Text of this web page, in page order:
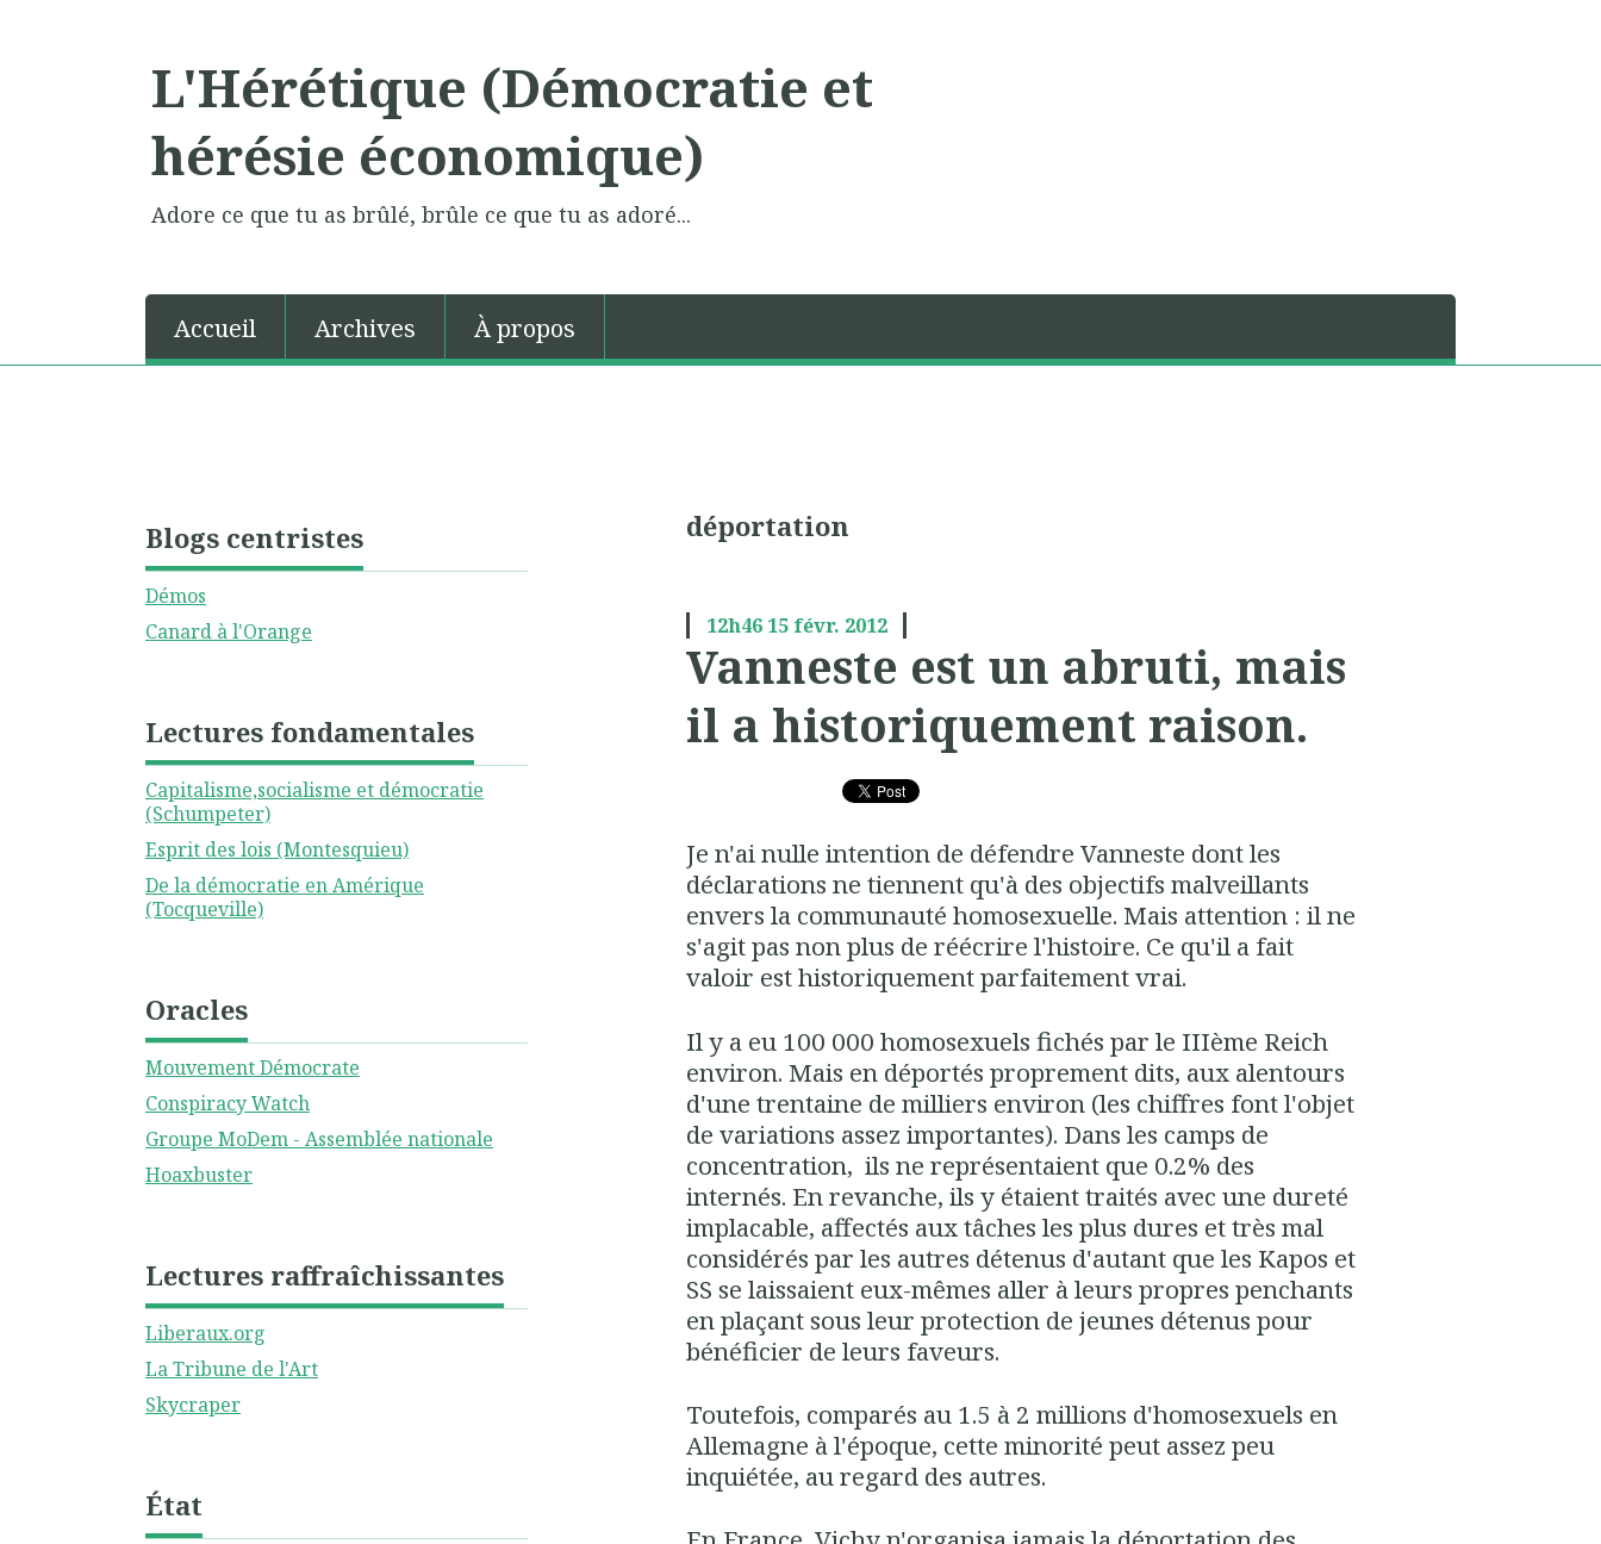
L'Hérétique (Démocratie et
hérésie économique)
Adore ce que tu as brûlé, brûle ce que tu as adoré...
Accueil Archives À propos
Blogs centristes
Démos
Canard à l'Orange
Lectures fondamentales
Capitalisme,socialisme et démocratie
(Schumpeter)
Esprit des lois (Montesquieu)
De la démocratie en Amérique
(Tocqueville)
Oracles
Mouvement Démocrate
Conspiracy Watch
Groupe MoDem - Assemblée nationale
Hoaxbuster
Lectures raffraîchissantes
Liberaux.org
La Tribune de l'Art
Skycraper
État
déportation
12h46 15 févr. 2012
Vanneste est un abruti, mais
il a historiquement raison.
Je n'ai nulle intention de défendre Vanneste dont les
déclarations ne tiennent qu'à des objectifs malveillants
envers la communauté homosexuelle. Mais attention : il ne
s'agit pas non plus de réécrire l'histoire. Ce qu'il a fait
valoir est historiquement parfaitement vrai.
Il y a eu 100 000 homosexuels fichés par le IIIème Reich
environ. Mais en déportés proprement dits, aux alentours
d'une trentaine de milliers environ (les chiffres font l'objet
de variations assez importantes). Dans les camps de
concentration, ils ne représentaient que 0.2% des
internés. En revanche, ils y étaient traités avec une dureté
implacable, affectés aux tâches les plus dures et très mal
considérés par les autres détenus d'autant que les Kapos et
SS se laissaient eux-mêmes aller à leurs propres penchants
en plaçant sous leur protection de jeunes détenus pour
bénéficier de leurs faveurs.
Toutefois, comparés au 1.5 à 2 millions d'homosexuels en
Allemagne à l'époque, cette minorité peut assez peu
inquiétée, au regard des autres.